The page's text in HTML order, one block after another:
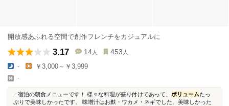
開放感あふれる空間で創作フレンチをカジュアルに
3.17 14 人 453 人
- ￥3,000～￥3,999
-
...宿泊の朝食メニューです！ 様々な料理が盛り付けてあって、 ボリュームたっ
ぷりで美味しかったです。 味噌汁はお麩・ワカメ・ネギでした。美味しかった